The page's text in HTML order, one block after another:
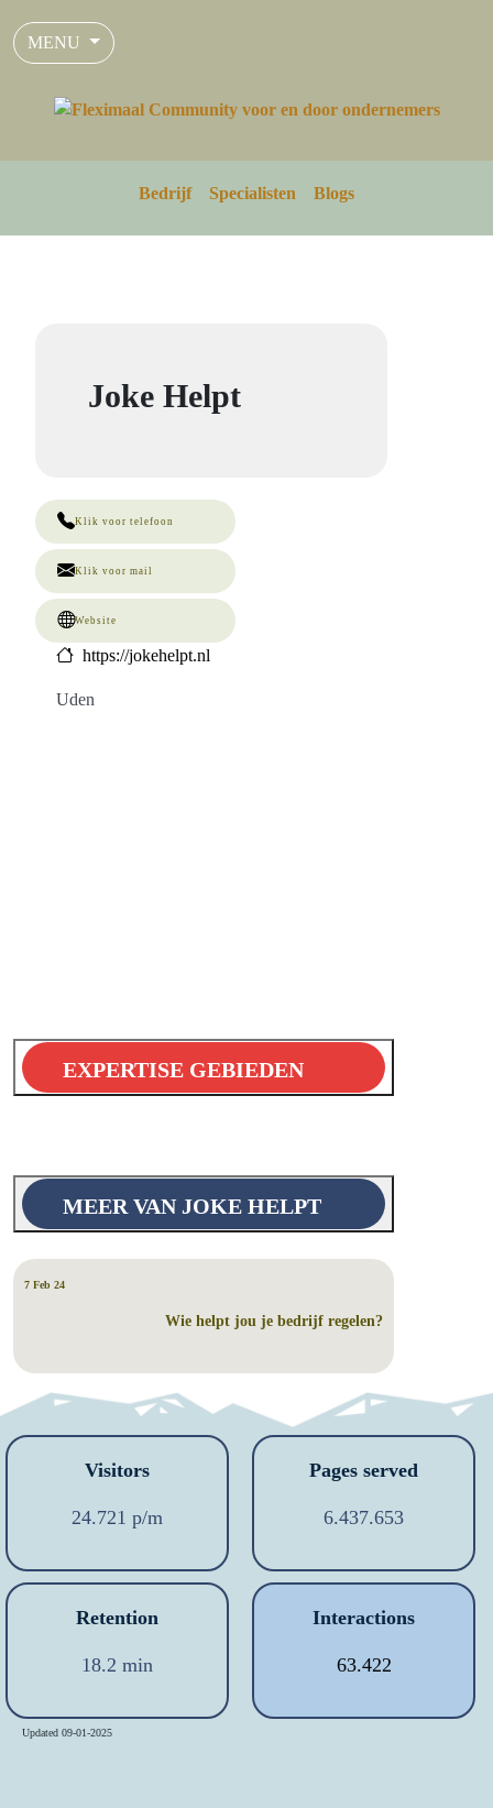
MENU
Bedrijf Specialisten Blogs
Joke Helpt
Klik voor telefoon
Klik voor mail
Website
https://jokehelpt.nl
Uden
EXPERTISE GEBIEDEN
MEER VAN JOKE HELPT
7 Feb 24
Wie helpt jou je bedrijf regelen?
Visitors
24.721 p/m
Pages served
6.437.653
Retention
18.2 min
Interactions
63.422
Updated 09-01-2025